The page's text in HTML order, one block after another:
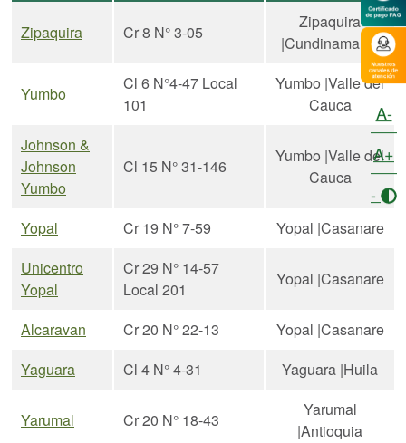
Zipaquira Cr 8 N° 3-05
Zipaquira
|Cundinamarca
Yumbo
Cl 6 N°4-47 Local
101
Yumbo |Valle del
Cauca
Johnson &
Johnson
Yumbo
Cl 15 N° 31-146
Yumbo |Valle del
Cauca
Yopal Cr 19 N° 7-59
Yopal |Casanare
Unicentro
Yopal
Cr 29 N° 14-57
Local 201
Yopal |Casanare
Alcaravan Cr 20 N° 22-13
Yopal |Casanare
Yaguara
Cl 4 N° 4-31 Yaguara |Huila
Yarumal Cr 20 N° 18-43
Yarumal
|Antioquia
A-
A+
-